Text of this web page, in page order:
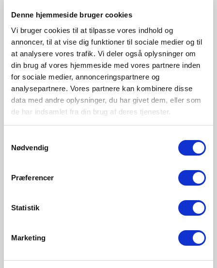
Denne hjemmeside bruger cookies
Vi bruger cookies til at tilpasse vores indhold og
annoncer, til at vise dig funktioner til sociale medier og til
at analysere vores trafik. Vi deler også oplysninger om
din brug af vores hjemmeside med vores partnere inden
for sociale medier, annonceringspartnere og
analysepartnere. Vores partnere kan kombinere disse
data med andre oplysninger, du har givet dem, eller som
de har indsamlet fra din brug af deres tjenester.
Nødvendig
Præferencer
Statistik
Marketing